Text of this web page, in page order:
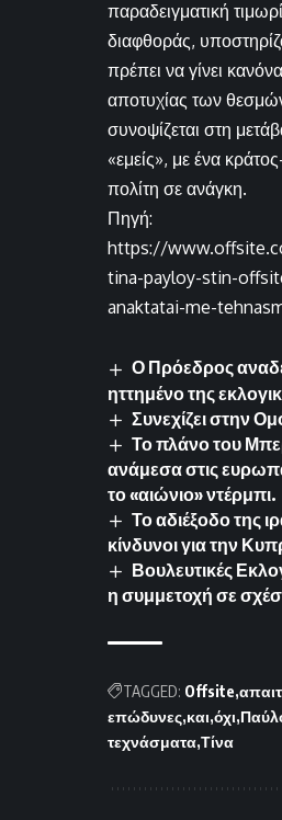
παραδειγματική
διαφθοράς,
πρέπει να γίνει
αποτυχίας των
συνοψίζεται στη
«εμείς», με ένα
πολίτη σε ανάγκη.
Πηγή:
https://
tina-payloy-stin-
anaktatai-me-
Ο Πρόεδρος
ηττημένο της
Συνεχίζει στην
Το πλάνο του
ανάμεσα στις
το «αιώνιο» ντέρμπι.
Το αδιέξοδο της
κίνδυνοι για την
Βουλευτικές
η συμμετοχή σε
TAGGED: Offsite
επώδυνες και όχι
τεχνάσματα Τίνα